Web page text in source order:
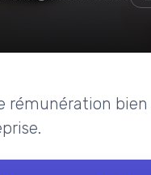
rémunération